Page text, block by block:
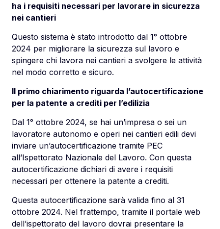
ha i requisiti necessari per lavorare in sicurezza
nei cantieri
Questo sistema è stato introdotto dal 1° ottobre
2024 per migliorare la sicurezza sul lavoro e
spingere chi lavora nei cantieri a svolgere le attività
nel modo corretto e sicuro.
Il primo chiarimento riguarda l’autocertificazione
per la patente a crediti per l’edilizia
Dal 1° ottobre 2024, se hai un’impresa o sei un
lavoratore autonomo e operi nei cantieri edili devi
inviare un’autocertificazione tramite PEC
all’Ispettorato Nazionale del Lavoro. Con questa
autocertificazione dichiari di avere i requisiti
necessari per ottenere la patente a crediti.
Questa autocertificazione sarà valida fino al 31
ottobre 2024. Nel frattempo, tramite il portale web
dell’ispettorato del lavoro dovrai presentare la